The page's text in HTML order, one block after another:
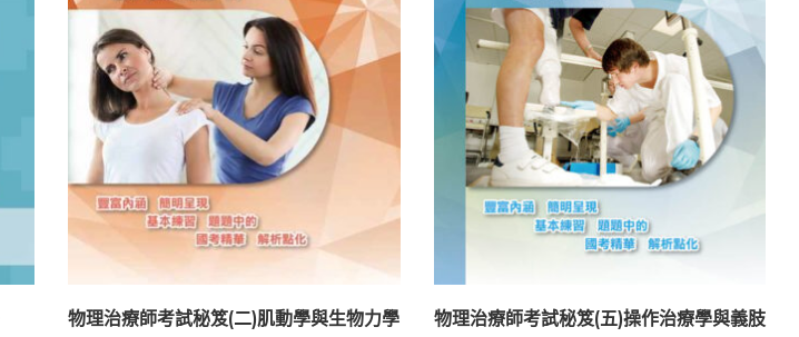
物理治療師考試秘笈(二)肌動學與生物力學 物理治療師考試秘笈(五)操作治療學與義肢